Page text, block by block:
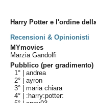
Harry Potter e l'ordine
Recensioni & Opinionisti
MYmovies
Marzia Gandolfi
Pubblico (per gradimento)
1° |andrea
2° |ayron
3° |maria chiara
4° | :harry:potter: